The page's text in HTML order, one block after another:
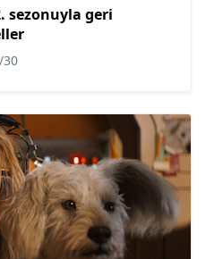
sezonuyla geri
30